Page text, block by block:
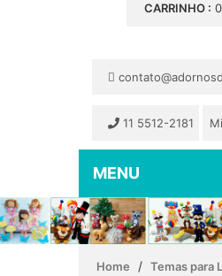
CARRINHO :
11 5512-2181
Home / Temas para